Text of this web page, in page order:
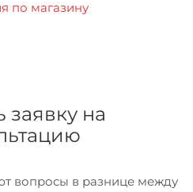
по магазину
заявку на
вопросы в разнице между